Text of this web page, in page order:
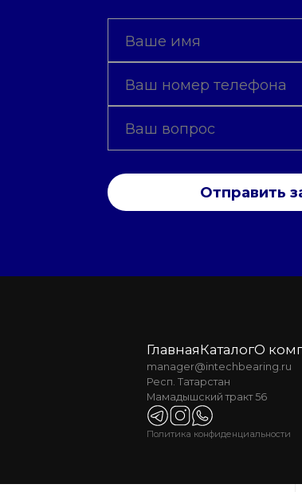
Отправить
ГлавнаяКаталогО
manager@intechbearing.ru
Респ. Татарстан
Мамадышский тракт 56
Политика конфиденциальности